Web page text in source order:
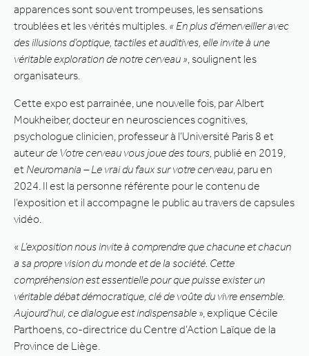
apparences sont souvent trompeuses, les sensations
troublées et les vérités multiples. « En plus d’émerveiller avec
des illusions d’optique, tactiles et auditives, elle invite à une
véritable exploration de notre cerveau » , soulignent les
organisateurs.
Cette expo est parrainée, une nouvelle fois, par Albert
Moukheiber, docteur en neurosciences cognitives,
psychologue clinicien, professeur à l’Université Paris 8 et
auteurde Votre cerveau vous joue des tours, publié en 2019,
et Neuromania – Le vrai du faux sur votre cerveau , paru en
2024. Il est la personne référente pour le contenu de
l’exposition et il accompagne le public au travers de capsules
vidéo.
« L’exposition nous invite à comprendre que chacune et chacun
a sa propre vision du monde et de la société. Cette
compréhension est essentielle pour que puisse exister un
véritable débat démocratique, clé de voûte du vivre ensemble.
Aujourd’hui, ce dialogue est indispensable », explique Cécile
Parthoens, co-directrice du Centre d’Action Laïque de la
Province de Liège.